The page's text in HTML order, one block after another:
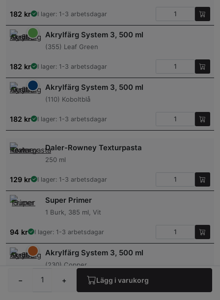
− + Lägg i varukorg
182 kr I lager: 1-3 arbetsdagar
Akrylfärg System 3, 500 ml
(355) Leaf Green
182 kr I lager: 1-3 arbetsdagar
Akrylfärg System 3, 500 ml
(110) Koboltblå
182 kr I lager: 1-3 arbetsdagar
Daler-Rowney Texturpasta
250 ml
129 kr I lager: 1-3 arbetsdagar
Super Primer
1 Burk, 385 ml, Vit
94 kr I lager: 1-3 arbetsdagar
Akrylfärg System 3, 500 ml
(230) Copper
I lager: 1-3 arbetsdagar